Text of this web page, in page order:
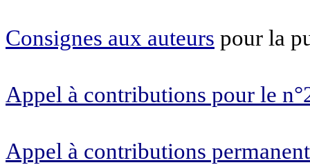
Consignes aux auteurs pour la
Appel à contributions pour le
Appel à contributions permanent